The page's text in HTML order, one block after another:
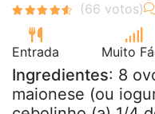
Entrada Muito
Ingredientes: 8
maionese (ou